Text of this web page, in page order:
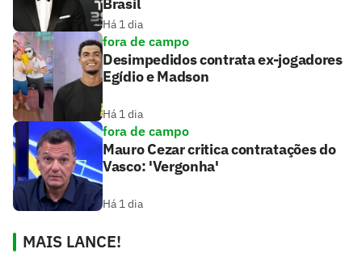
Há 1 dia
fora de campo
Desimpedidos contrata ex-jogadores
Egídio e Madson
Há 1 dia
fora de campo
Mauro Cezar critica contratações do
Vasco: 'Vergonha'
Há 1 dia
MAIS LANCE!